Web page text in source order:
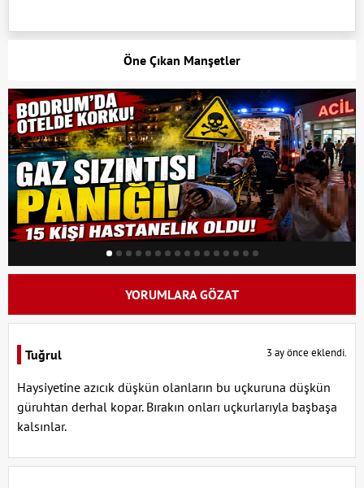
Öne Çıkan Manşetler
YORUMLARA GÖZAT
Tuğrul 3 ay önce eklendi.
Haysiyetine azıcık düşkün olanların bu uçkuruna düşkün
güruhtan derhal kopar. Bırakın onları uçkurlarıyla başbaşa
kalsınlar.